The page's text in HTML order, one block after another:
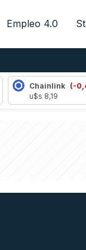
Empleo 4.0
Chainlink (-0,41%)